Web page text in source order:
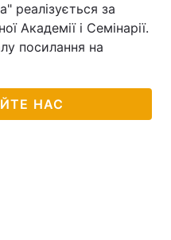
реалізується за
Академії і Семінарії.
посилання на
НАС